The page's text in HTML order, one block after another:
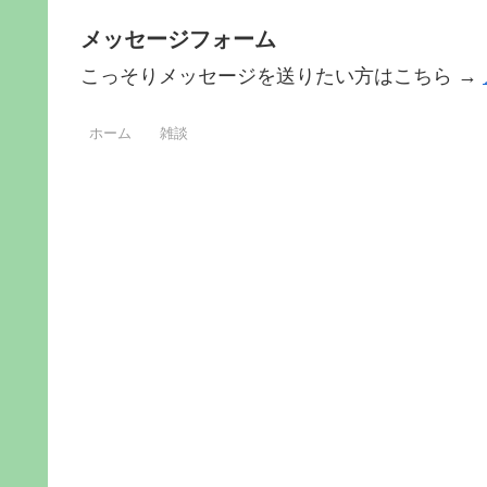
メッセージフォーム
こっそりメッセージを送りたい方はこちら →
ホーム 雑談